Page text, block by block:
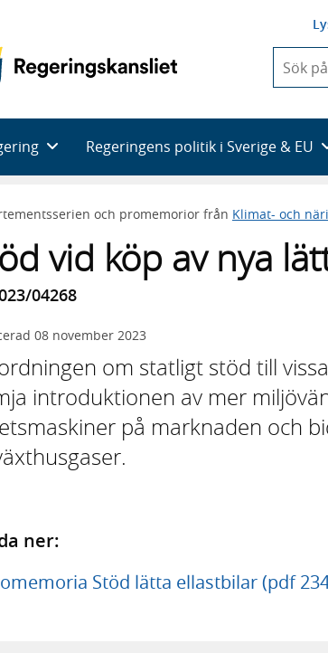
du
skriva
en
med
Regeringens politik i Sverige & EU
och promemorior från Klimat- och
vid köp av nya
04268
08 november 2023
om statligt stöd till
introduktionen av mer
på marknaden och
ner:
Stöd lätta ellastbilar (pdf